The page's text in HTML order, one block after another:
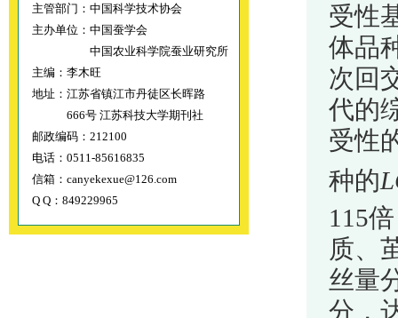
主管部门：中国科学技术协会
主办单位：中国蚕学会
中国农业科学院蚕业研究所
主编：李木旺
地址：江苏省镇江市丹徒区长晖路
666号 江苏科技大学期刊社
邮政编码：212100
电话：0511-85616835
信箱：canyekexue@126.com
Q Q：849229965
受性
体品
次回
代的
受性
种的
115
质、
丝量
分，